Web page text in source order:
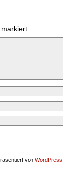
markiert
von WordPress